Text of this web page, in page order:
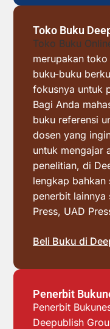
Toko Buku
Toko Buku
merupakan
buku-buku
fokusnya untuk
Bagi Anda
buku referensi
dosen yang
untuk mengajar
penelitian, di
lengkap bahkan
penerbit lainnya
Press, UAD
Beli Buku di
Penerbit
Penerbit
Deepublish